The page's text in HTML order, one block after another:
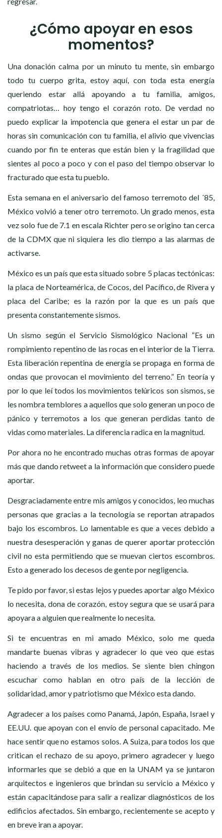
¿Cómo apoyar en esos
momentos?
Una donación calma por un minuto tu mente, sin embargo
todo tu cuerpo grita, estoy aquí, con toda esta energía
queriendo estar allá apoyando a tu familia, amigos,
compatriotas… hoy tengo el corazón roto. De verdad no
puedo explicar la impotencia que genera el estar un par de
horas sin comunicación con tu familia, el alivio que vivencias
cuando por fin te enteras que están bien y la fragilidad que
sientes al poco a poco y con el paso del tiempo observar lo
fracturado que esta tu pueblo.
Esta semana en el aniversario del famoso terremoto del ´85,
México volvió a tener otro terremoto. Un grado menos, esta
vez solo fue de 7.1 en escala Richter pero se origino tan cerca
de la CDMX que ni siquiera les dio tiempo a las alarmas de
activarse.
México es un país que esta situado sobre 5 placas tectónicas:
la placa de Norteamérica, de Cocos, del Pacífico, de Rivera y
placa del Caribe; es la razón por la que es un país que
presenta constantemente sismos.
Un sismo según el Servicio Sismológico Nacional “Es un
rompimiento repentino de las rocas en el interior de la Tierra.
Esta liberación repentina de energía se propaga en forma de
ondas que provocan el movimiento del terreno.” En teoría y
por lo que leí todos los movimientos telúricos son sismos, se
les nombra temblores a aquellos que solo generan un poco de
pánico y terremotos a los que generan perdidas tanto de
vidas como materiales. La diferencia radica en la magnitud.
Por ahora no he encontrado muchas otras formas de apoyar
más que dando retweet a la información que considero puede
aportar.
Desgraciadamente entre mis amigos y conocidos, leo muchas
personas que gracias a la tecnología se reportan atrapados
bajo los escombros. Lo lamentable es que a veces debido a
nuestra desesperación y ganas de querer aportar protección
civil no esta permitiendo que se muevan ciertos escombros.
Esto a generado los decesos de gente por negligencia.
Te pido por favor, si estas lejos y puedes aportar algo México
lo necesita, dona de corazón, estoy segura que se usará para
apoyara a alguien que realmente lo necesita.
Si te encuentras en mi amado México, solo me queda
mandarte buenas vibras y agradecer lo que veo que estas
haciendo a través de los medios. Se siente bien chingon
escuchar como hablan en otro país de la lección de
solidaridad, amor y patriotismo que México esta dando.
Agradecer a los países como Panamá, Japón, España, Israel y
EE.UU. que apoyan con el envío de personal capacitado. Me
hace sentir que no estamos solos. A Suiza, para todos los que
critican el rechazo de su apoyo, primero agradecer y luego
informarles que se debió a que en la UNAM ya se juntaron
arquitectos e ingenieros que brindan su servicio a México y
están capacitándose para salir a realizar diagnósticos de los
edificios afectados. Sin embargo, recientemente se acepto y
en breve iran a apoyar.